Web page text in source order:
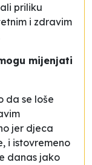
priliku
i zdravim
mijenjati
da se loše
jer djeca
i istovremeno
danas jako